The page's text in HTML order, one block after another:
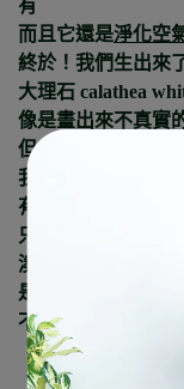
有
而且它還是淨化空
終於！我們生出來
大理石 calathea
像是畫出來不真實
但它卻是千真萬確
我想應該很難不喜
有了它身邊根本就
只要放在通風明亮
澆水則是土乾了再
是很方便照顧的植栽
不用每天澆水但每